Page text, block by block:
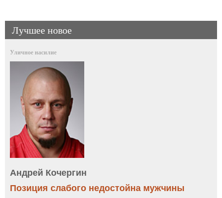
Лучшее новое
Уличное насилие
Андрей Кочергин
Позиция слабого недостойна мужчины